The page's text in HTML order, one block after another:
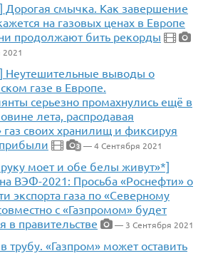
Дорогая смычка. Как завершение
на газовых ценах в Европе
продолжают бить рекорды
Неутешительные выводы о
газе в Европе.
серьезно промахнулись ещё в
лета, распродавая
своих хранилищ и фиксируя
3 — 4 Сентября 2021
моет и обе белы живут»*]
ВЭФ-2021: Просьба «Роснефти» о
экспорта газа по «Северному
с «Газпромом» будет
в правительстве
— 3 Сентября 2021
трубу. «Газпром» может оставить